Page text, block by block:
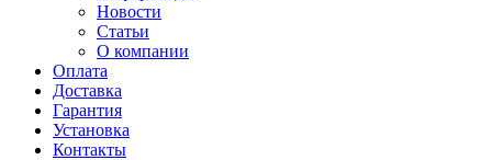
Новости
Статьи
О компании
Оплата
Доставка
Гарантия
Установка
Контакты